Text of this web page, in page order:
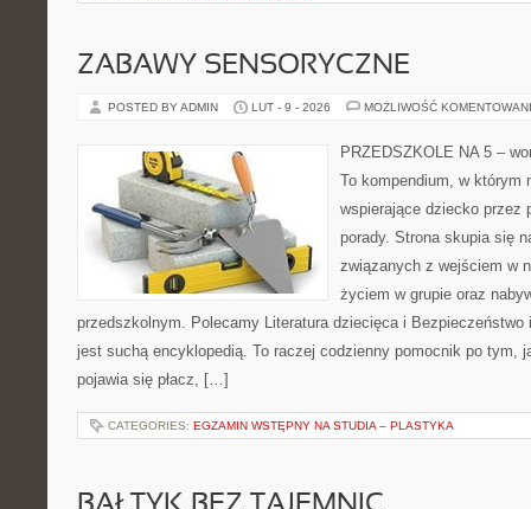
ZABAWY SENSORYCZNE
POSTED BY ADMIN LUT - 9 - 2026 MOŻLIWOŚĆ
PRZEDSZKOLE NA 5 –
To kompendium, w którym
wspierające dziecko przez
porady. Strona skupia się
związanych z wejściem w
życiem w grupie oraz
przedszkolnym. Polecamy Literatura dziecięca i Bezpieczeństwo
jest suchą encyklopedią. To raczej codzienny pomocnik po tym,
pojawia się płacz, […]
CATEGORIES: EGZAMIN WSTĘPNY NA STUDIA – PLASTYKA